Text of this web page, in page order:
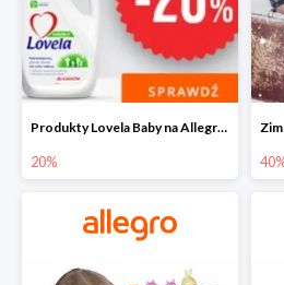
Produkty Lovela Baby na Allegro do -20%
20%